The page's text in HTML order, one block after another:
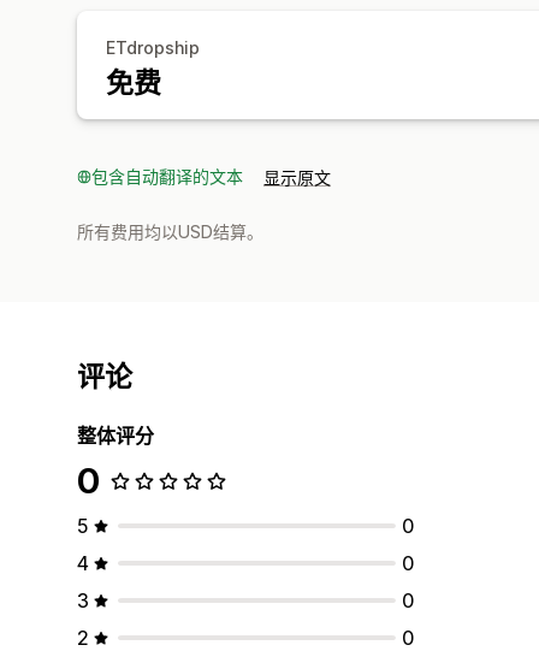
ETdropship
免费
包含自动翻译的文本 显示原文
所有费用均以USD结算。
评论
整体评分
0
5
0
4
0
3
0
2
0